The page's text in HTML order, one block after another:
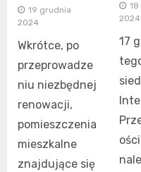
19 grudnia
2024
Wkrótce, po
przeprowadze
niu niezbędnej
renowacji,
pomieszczenia
mieszkalne
znajdujące się
2024
17
ości